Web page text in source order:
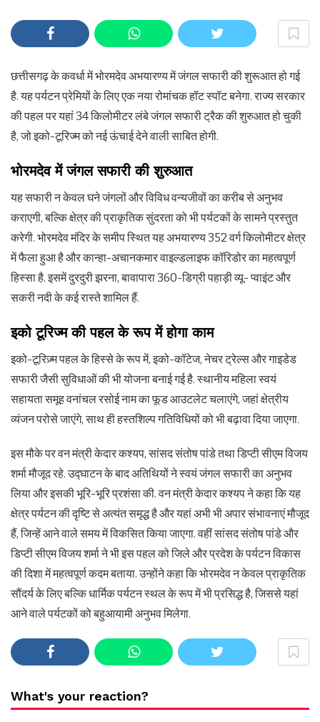
छत्तीसगढ़ के कवर्धा में भोरमदेव अभयारण्य में जंगल सफारी की शुरूआत हो गई
है. यह पर्यटन प्रेमियों के लिए एक नया रोमांचक हॉट स्‍पॉट बनेगा. राज्य सरकार
की पहल पर यहां 34 किलोमीटर लंबे जंगल सफारी ट्रैक की शुरुआत हो चुकी
है, जो इको-टूरिज्म को नई ऊंचाई देने वाली साबित होगी.
भोरमदेव में जंगल सफारी की शुरुआत
यह सफारी न केवल घने जंगलों और विविध वन्यजीवों का करीब से अनुभव
कराएगी, बल्कि क्षेत्र की प्राकृतिक सुंदरता को भी पर्यटकों के सामने प्रस्तुत
करेगी. भोरमदेव मंदिर के समीप स्थित यह अभयारण्य 352 वर्ग किलोमीटर क्षेत्र
में फैला हुआ है और कान्हा-अचानकमार वाइल्डलाइफ कॉरिडोर का महत्वपूर्ण
हिस्सा है. इसमें दुरदुरी झरना, बावापारा 360-डिग्री पहाड़ी व्यू- प्वाइंट और
सकरी नदी के कई रास्ते शामिल हैं.
इको टूरिज्म की पहल के रूप में होगा काम
इको-टूरिज़्म पहल के हिस्से के रूप में, इको-कॉटेज, नेचर ट्रेल्स और गाइडेड
सफारी जैसी सुविधाओं की भी योजना बनाई गई है. स्थानीय महिला स्वयं
सहायता समूह वनांचल रसोई नाम का फूड आउटलेट चलाएंगे, जहां क्षेत्रीय
व्यंजन परोसे जाएंगे, साथ ही हस्तशिल्प गतिविधियों को भी बढ़ावा दिया जाएगा.
इस मौके पर वन मंत्री केदार कश्यप, सांसद संतोष पांडे तथा डिप्टी सीएम विजय
शर्मा मौजूद रहे. उद्घाटन के बाद अतिथियों ने स्वयं जंगल सफारी का अनुभव
लिया और इसकी भूरि-भूरि प्रशंसा की. वन मंत्री केदार कश्यप ने कहा कि यह
क्षेत्र पर्यटन की दृष्टि से अत्यंत समृद्ध है और यहां अभी भी अपार संभावनाएं मौजूद
हैं, जिन्हें आने वाले समय में विकसित किया जाएगा. वहीं सांसद संतोष पांडे और
डिप्टी सीएम विजय शर्मा ने भी इस पहल को जिले और प्रदेश के पर्यटन विकास
की दिशा में महत्वपूर्ण कदम बताया. उन्होंने कहा कि भोरमदेव न केवल प्राकृतिक
सौंदर्य के लिए बल्कि धार्मिक पर्यटन स्थल के रूप में भी प्रसिद्ध है, जिससे यहां
आने वाले पर्यटकों को बहुआयामी अनुभव मिलेगा.
What's your reaction?